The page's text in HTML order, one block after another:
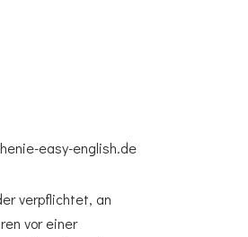
easy-english.de
verpflichtet, an
vor einer